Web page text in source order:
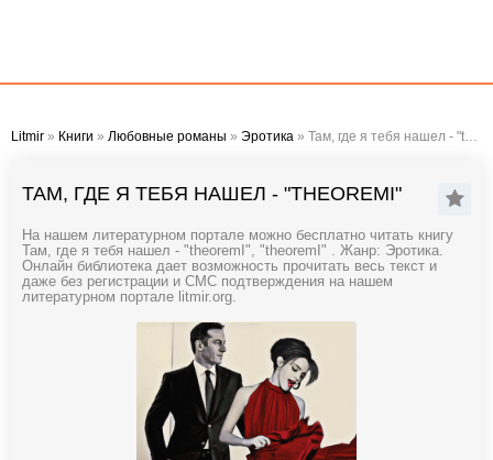
Litmir » Книги » Любовные романы » Эротика » Там, где я тебя нашел - "theoremI"
ТАМ, ГДЕ Я ТЕБЯ НАШЕЛ - "THEOREMI"
На нашем литературном портале можно бесплатно читать книгу
Там, где я тебя нашел - "theoremI", "theoremI" . Жанр: Эротика.
Онлайн библиотека дает возможность прочитать весь текст и
даже без регистрации и СМС подтверждения на нашем
литературном портале litmir.org.